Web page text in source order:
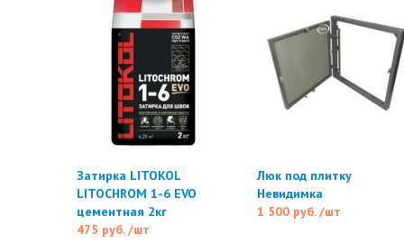
Затирка LITOKOL
LITOCHROM 1-6 EVO
цементная 2кг
475 руб./шт
Люк под плитку
Невидимка
1 500 руб./шт